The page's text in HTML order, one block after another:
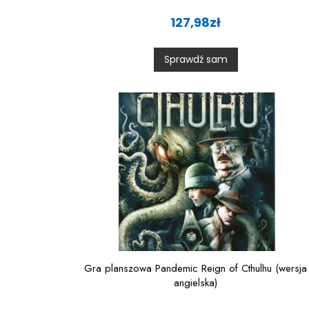
0
o
u
t
127,98zł
Sprawdź sam
Gra planszowa Pandemic Reign of Cthulhu (wersja
angielska)